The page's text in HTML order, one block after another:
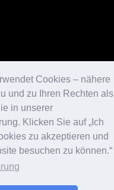
Cookies – nähere
und zu Ihren Rechten als
in unserer
Klicken Sie auf „Ich
zu akzeptieren und
besuchen zu können.“